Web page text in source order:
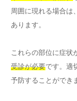
周囲に現れる場合は
あります。
これらの部位に症状
受診が必要です。適
予防することができ